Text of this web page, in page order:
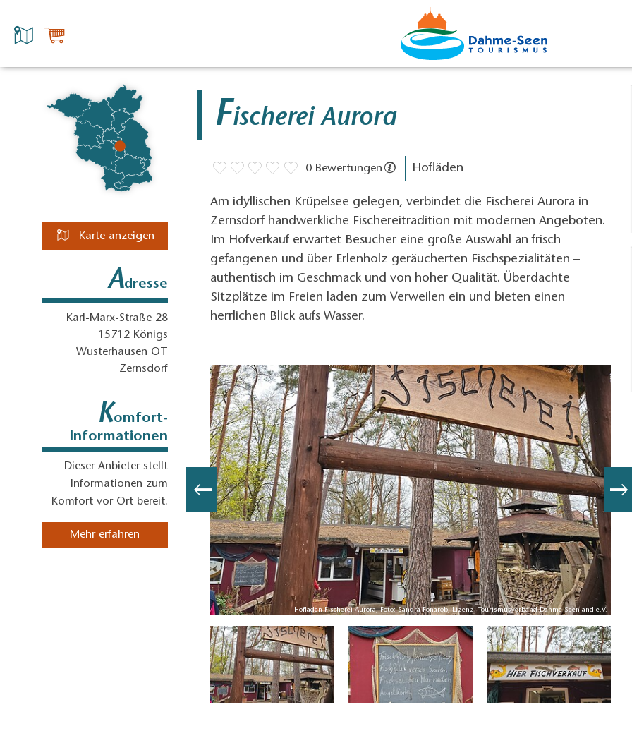
Karte anzeigen
Adresse
Karl-Marx-Straße 28
15712 Königs
Wusterhausen OT
Zernsdorf
Komfort-
Informationen
Dieser Anbieter stellt
Informationen zum
Komfort vor Ort bereit.
Mehr erfahren
Fischerei Aurora
0 Bewertungen Hofläden
Am idyllischen Krüpelsee gelegen, verbindet die Fischerei Aurora in
Zernsdorf handwerkliche Fischereitradition mit modernen Angeboten.
Im Hofverkauf erwartet Besucher eine große Auswahl an frisch
gefangenen und über Erlenholz geräucherten Fischspezialitäten –
authentisch im Geschmack und von hoher Qualität. Überdachte
Sitzplätze im Freien laden zum Verweilen ein und bieten einen
herrlichen Blick aufs Wasser.
Hofladen Fischerei Aurora, Foto: Sandra Fonarob, Lizenz: Tourismusverband Dahme-Seenland e.V.